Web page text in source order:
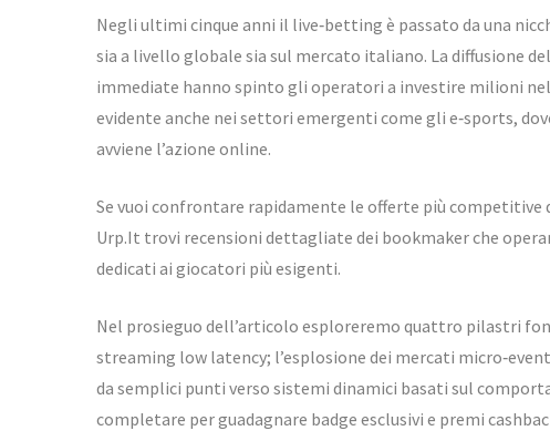
Negli ultimi cinque anni il live‑betting è passato da una
sia a livello globale sia sul mercato italiano. La diffusione
immediate hanno spinto gli operatori a investire milioni
evidente anche nei settori emergenti come gli e‑sports,
avviene l’azione online.
Se vuoi confrontare rapidamente le offerte più competitive
Urp.It trovi recensioni dettagliate dei bookmaker che
dedicati ai giocatori più esigenti.
Nel prosieguo dell’articolo esploreremo quattro pilastri
streaming low latency; l’esplosione dei mercati
da semplici punti verso sistemi dinamici basati sul
completare per guadagnare badge esclusivi e premi